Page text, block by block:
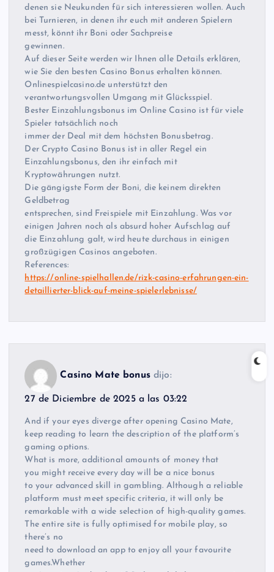
denen sie Neukunden für sich interessieren wollen. Auch
bei Turnieren, in denen ihr euch mit anderen Spielern
messt, könnt ihr Boni oder Sachpreise
gewinnen.
Auf dieser Seite werden wir Ihnen alle Details erklären,
wie Sie den besten Casino Bonus erhalten können.
Onlinespielcasino.de unterstützt den
verantwortungsvollen Umgang mit Glücksspiel.
Bester Einzahlungsbonus im Online Casino ist für viele
Spieler tatsächlich noch
immer der Deal mit dem höchsten Bonusbetrag.
Der Crypto Casino Bonus ist in aller Regel ein
Einzahlungsbonus, den ihr einfach mit
Kryptowährungen nutzt.
Die gängigste Form der Boni, die keinem direkten
Geldbetrag
entsprechen, sind Freispiele mit Einzahlung. Was vor
einigen Jahren noch als absurd hoher Aufschlag auf
die Einzahlung galt, wird heute durchaus in einigen
großzügigen Casinos angeboten.
References:
https://online-spielhallen.de/rizk-casino-erfahrungen-ein-
detaillierter-blick-auf-meine-spielerlebnisse/
Casino Mate bonus dijo:
27 de Diciembre de 2025 a las 03:22
And if your eyes diverge after opening Casino Mate,
keep reading to learn the description of the platform’s
gaming options.
What is more, additional amounts of money that
you might receive every day will be a nice bonus
to your advanced skill in gambling. Although a reliable
platform must meet specific criteria, it will only be
remarkable with a wide selection of high-quality games.
The entire site is fully optimised for mobile play, so
there’s no
need to download an app to enjoy all your favourite
games.Whether